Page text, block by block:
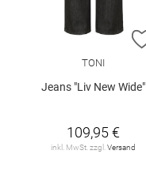
TONI
Jeans "Liv New Wide"
109,95 €
inkl. MwSt. zzgl.Versand